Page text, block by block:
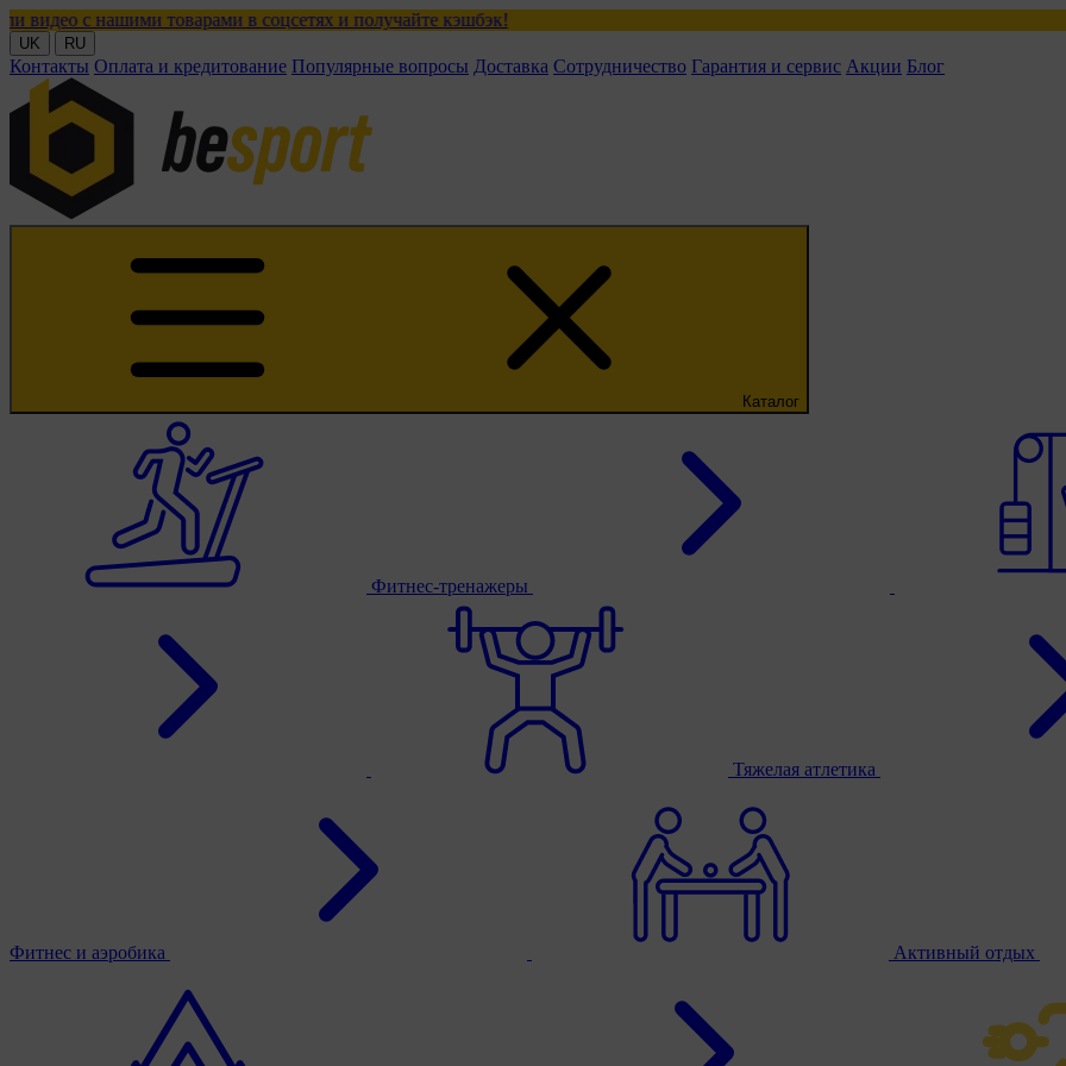
товарами в соцсетях и получайте кэшбэк!
UK RU
Контакты Оплата и кредитование Популярные вопросы Доставка Сотрудничество Гарантия и сервис Акции Блог
Каталог
Фитнес-тренажеры
Тяжелая атлетика
Фитнес и аэробика Активный отдых